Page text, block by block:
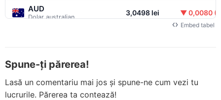
AUD
Dolar australian
3,0498 lei ▼ 0,0080
CAD
Dolar canadian
CNY
Yuan chinezesc
Embed tabel
Spune-ți părerea!
Lasă un comentariu mai jos și spune-ne cum vezi tu
lucrurile. Părerea ta contează!